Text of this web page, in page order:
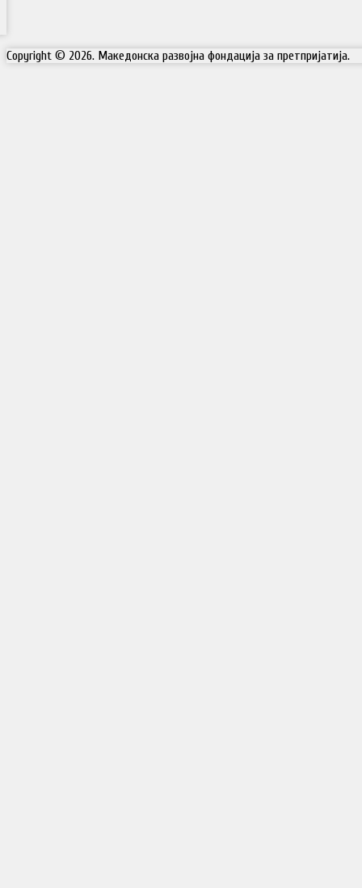
Copyright © 2026. Македонска развојна фондација за претпријатија.